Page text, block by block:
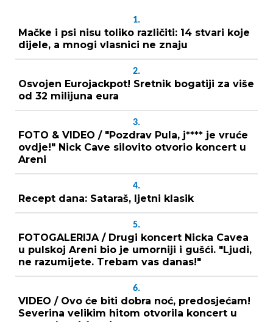
1.
Mačke i psi nisu toliko različiti: 14 stvari koje
dijele, a mnogi vlasnici ne znaju
2.
Osvojen Eurojackpot! Sretnik bogatiji za više
od 32 milijuna eura
3.
FOTO & VIDEO / "Pozdrav Pula, j**** je vruće
ovdje!" Nick Cave silovito otvorio koncert u
Areni
4.
Recept dana: Sataraš, ljetni klasik
5.
FOTOGALERIJA / Drugi koncert Nicka Cavea
u pulskoj Areni bio je umorniji i gušći. "Ljudi,
ne razumijete. Trebam vas danas!"
6.
VIDEO / Ovo će biti dobra noć, predosjećam!
Severina velikim hitom otvorila koncert u